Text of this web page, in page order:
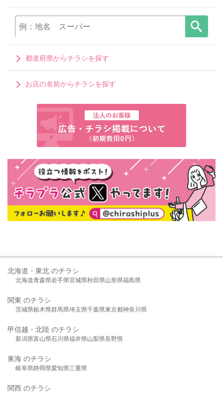
都道府県からチラシを探す
お店の名前からチラシを探す
北海道・東北 のチラシ
北海道青森県岩手県宮城県秋田県山形県福島県
関東 のチラシ
茨城県栃木県群馬県埼玉県千葉県東京都神奈川県
甲信越・北陸 のチラシ
新潟県富山県石川県福井県山梨県長野県
東海 のチラシ
岐阜県静岡県愛知県三重県
関西 のチラシ